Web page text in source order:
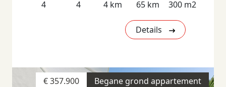
4 4 4 km 65 km 300 m2
Details
Begane grond appartement
€ 357.900